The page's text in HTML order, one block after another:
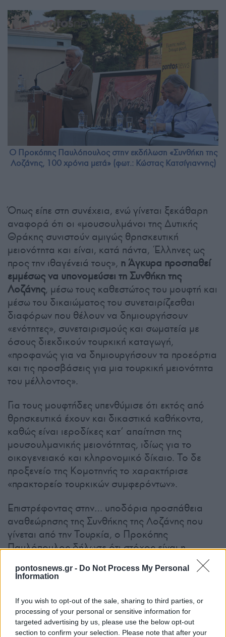
pontosnews.gr - Do Not Process My Personal
Information
If you wish to opt-out of the sale, sharing to third parties, or
processing of your personal or sensitive information for
targeted advertising by us, please use the below opt-out
section to confirm your selection. Please note that after your
Ο Προκόπης Παυλόπουλος στην εκδήλωση «Συνθήκη της
Λοζάνης, 100 χρόνια μετά» (φωτ.: Κώστας Κατσίγιαννης)
Όπως είπε στη συνέχεια, ενώ γίνεται ξεκάθαρη
αναφορά ότι οι «μουσουλμάνοι της Δυτικής
Θράκης συνιστούν αμιγώς θρησκευτική
μειονότητα και είναι, κατά πάντα, Έλληνες ως
προς την ιθαγένειά τους», η Άγκυρα προσπαθεί
εμμέσως να υπονομεύσει τη Συνθήκη της
Λοζάνης, μέσω τους καθεστώτος του μουφτή και
μέσω του δικαιώματος του συνεταιρίζεσθαι
διαφόρων που θέλουν να δημιουργήσουν
«ενότητες», συνεταιρισμούς και σωματεία με
όσους διεκδικούν τουρκική καταγωγή,
«προφανώς για να δημιουργήσουν τα προεόρτια
και τις προσβάσεις για μια τουρκική μειονότητα
του μέλλοντος».
Για τους μουφτήδες υπενθύμισε ότι εκτός από
θρησκευτικά έχουν και δικαστικά καθήκοντα,
καθώς είναι ιεροδίκες κατ’ απαίτηση της
μουσουλμανικής μειονότητας, ιδίως για το
οικογενειακό και κληρονομικό δίκαιο. Το δε
προξενείο της Κομοτηνής το χαρακτήρισε
«πρακτορείο τουρκικών συμφερόντων».
Επιστρέφοντας στην… υποδόρια προσπάθεια
αναθεώρησης της Συνθήκης της Λοζάνης που
γίνεται από την Τουρκία, ο Προκόπης
Παυλόπουλος δήλωσε ότι στόχος είναι η
μετατροπή της μειονότητας από θρησκευτική και
εθνική.Γι’ αυτό, σύμφωνα με τον ίδιο, δεν θα
ούτε για το δικαίωμα του συνεταιρίζεσθαι, το
αντίθετο.